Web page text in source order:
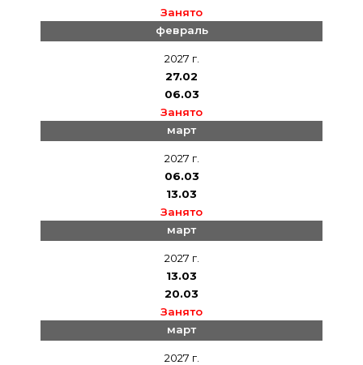
Занято
февраль
2027 г.
27.02
06.03
Занято
март
2027 г.
06.03
13.03
Занято
март
2027 г.
13.03
20.03
Занято
март
2027 г.